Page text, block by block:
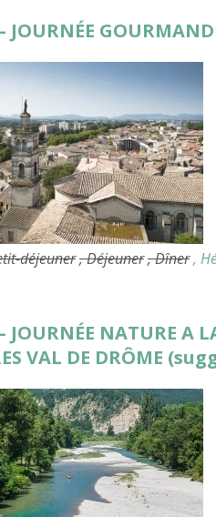
JOURNÉE
déjeuner, Déjeuner, Dîner,
JOURNÉE NATURE A
VAL DE DRÔME